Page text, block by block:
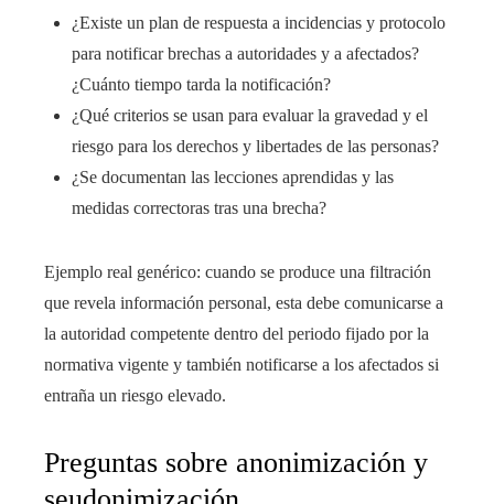
¿Existe un plan de respuesta a incidencias y protocolo
para notificar brechas a autoridades y a afectados?
¿Cuánto tiempo tarda la notificación?
¿Qué criterios se usan para evaluar la gravedad y el
riesgo para los derechos y libertades de las personas?
¿Se documentan las lecciones aprendidas y las
medidas correctoras tras una brecha?
Ejemplo real genérico: cuando se produce una filtración
que revela información personal, esta debe comunicarse a
la autoridad competente dentro del periodo fijado por la
normativa vigente y también notificarse a los afectados si
entraña un riesgo elevado.
Preguntas sobre anonimización y